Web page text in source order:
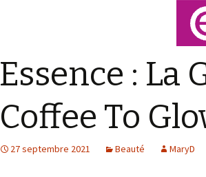
Mode
Accessoires
téléphoniques
Les petits délices
Essence : La
Coffee To
27 septembre 2021 Beauté MaryD